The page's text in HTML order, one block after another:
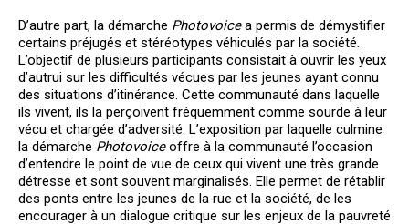
D’autre part, la démarche Photovoicea permis de démystifier
certains préjugés et stéréotypes véhiculés par la société.
L’objectif de plusieurs participants consistait à ouvrir les yeux
d’autrui sur les difficultés vécues par les jeunes ayant connu
des situations d’itinérance. Cette communauté dans laquelle
ils vivent, ils la perçoivent fréquemment comme sourde à leur
vécu et chargée d’adversité. L’exposition par laquelle culmine
la démarche Photovoiceoffre à la communauté l’occasion
d’entendre le point de vue de ceux qui vivent une très grande
détresse et sont souvent marginalisés. Elle permet de rétablir
des ponts entre les jeunes de la rue et la société, de les
encourager à un dialogue critique sur les enjeux de la pauvreté